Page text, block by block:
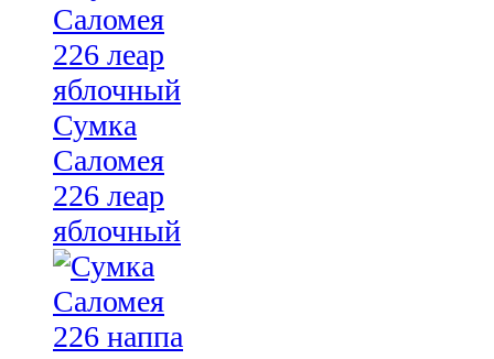
Сумка
Саломея
226 леар
яблочный